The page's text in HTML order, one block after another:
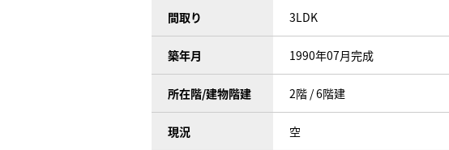
間取り 3LDK
築年月 1990年07月完成
所在階/建物階建 2階 / 6階建
現況 空